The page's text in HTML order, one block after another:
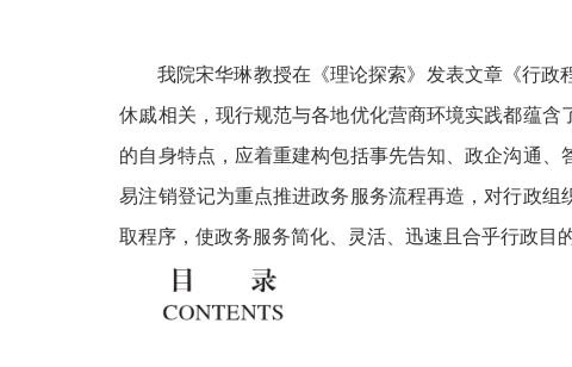
我院宋华琳教授在《理论探索》发表文章《行
休戚相关，现行规范与各地优化营商环境实践都蕴
的自身特点，应着重建构包括事先告知、政企沟通
易注销登记为重点推进政务服务流程再造，对行政
取程序，使政务服务简化、灵活、迅速且合乎行政目